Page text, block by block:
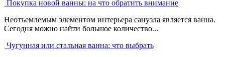
Покупка новой ванны: на что обратить внимание
Неотъемлемым элементом интерьера санузла является ванна.
Сегодня можно найти большое количество...
Чугунная или стальная ванна: что выбрать